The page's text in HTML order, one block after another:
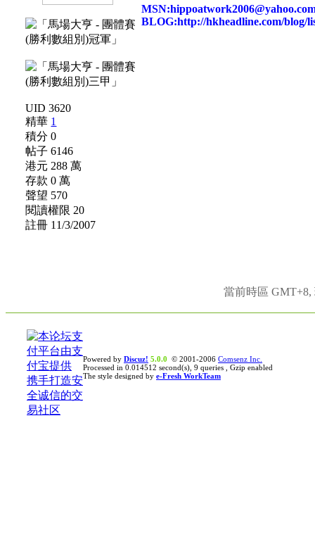
UID 3620
精華 1
積分 0
帖子 6146
港元 288 萬
存款 0 萬
聲望 570
閱讀權限 20
註冊 11/3/2007
BLOG:http://hkheadline.com/blog/
當前時區 GMT+8,
Powered by Discuz! 5.0.0 © 2001-2006 Comsenz Inc.
Processed in 0.014512 second(s), 9 queries , Gzip enabled
The style designed by e-Fresh WorkTeam